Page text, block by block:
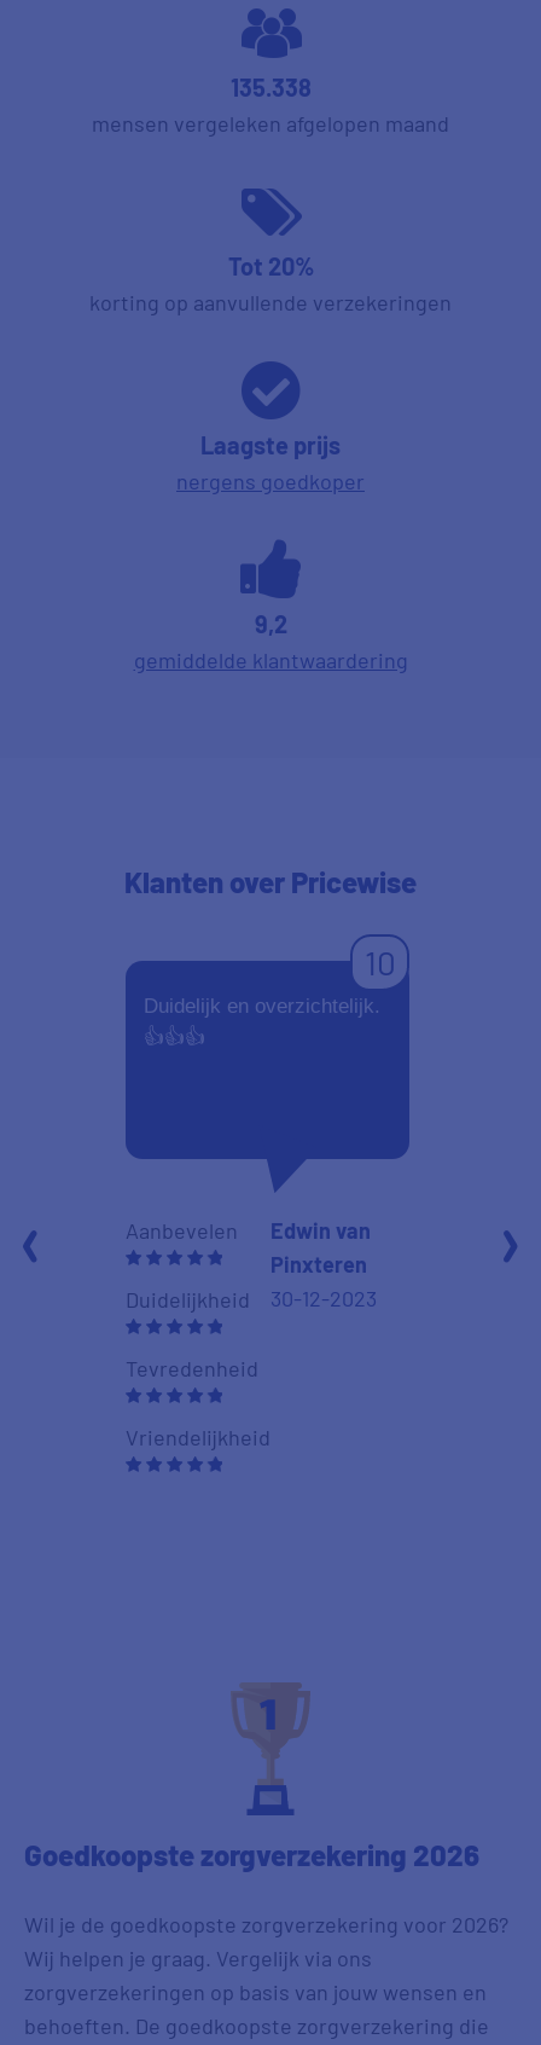
135.338
mensen vergeleken afgelopen maand
Tot 20%
korting op aanvullende verzekeringen
Laagste prijs
nergens goedkoper
9,2
gemiddelde klantwaardering
Klanten over Pricewise
10
Duidelijk en overzichtelijk.
👍👍👍
Aanbevelen
Duidelijkheid
Tevredenheid
Vriendelijkheid
Edwin van
Pinxteren
30-12-2023
Goedkoopste zorgverzekering 2026
Wil je de goedkoopste zorgverzekering voor 2026?
Wij helpen je graag. Vergelijk via ons
zorgverzekeringen op basis van jouw wensen en
behoeften. De goedkoopste zorgverzekering die